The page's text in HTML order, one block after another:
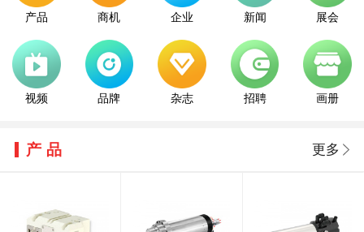
盛京聚智造，东北启新篇 第二十四届中国国际装备制造业博
半导体全链聚合，IICIE国际集成电路创新博览会9月深圳举办
外资参与难过安全审查关：日本牧野铣床拒绝NSSK收购提案
机器人业务利润率仅1.6%：日本安川电机能否走出通用机价格
强强联合破局高端机床国产化！黄鹄×EMCO车铣复合机床长兴
产品 商机 企业 新闻 展会
视频 品牌 杂志 招聘 画册
产品 更多